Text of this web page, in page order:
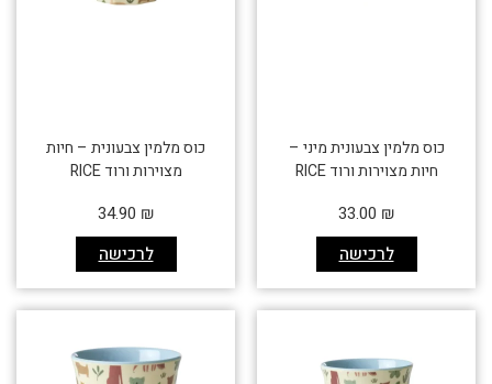
כוס מלמין צבעונית מיני –
חיות מצוירות ורוד RICE
לרכישה
33.00 ₪
כוס מלמין צבעונית – חיות
מצוירות ורוד RICE
לרכישה
34.90 ₪